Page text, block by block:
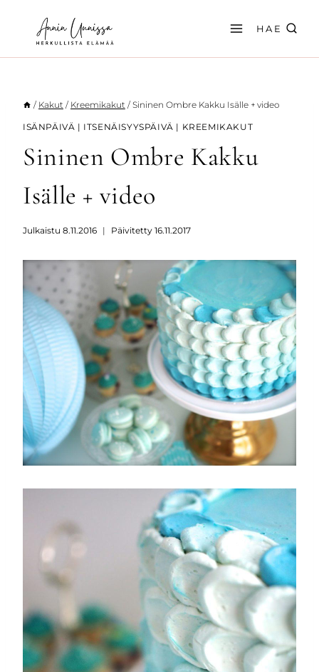
sisältöön
HAE
/ Kakut / Kreemikakut / Sininen Ombre Kakku Isälle + video
ISÄNPÄIVÄ | ITSENÄISYYSPÄIVÄ | KREEMIKAKUT
Sininen Ombre Kakku
Isälle + video
Julkaistu 8.11.2016 Päivitetty 16.11.2017